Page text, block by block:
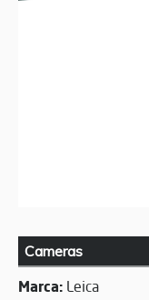
Cameras
Marca: Leica